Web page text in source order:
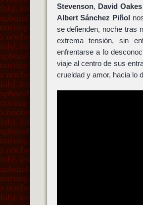
Stevenson, David Oakes
Albert Sánchez Piñol
se defienden, noche tras
extrema tensión, sin
enfrentarse a lo
viaje al centro de sus
crueldad y amor, hacia lo